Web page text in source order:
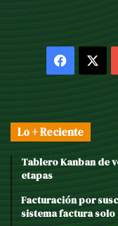
Lo + Reciente
Tablero Kanban de
etapas
Facturación por
sistema factura solo